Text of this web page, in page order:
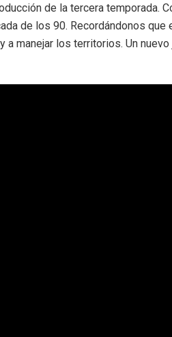
de la tercera temporada.
de los 90. Recordándonos
manejar los territorios. Un